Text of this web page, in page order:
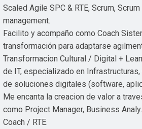
Scaled Agile SPC & RTE, Scrum,
management.
Facilito y acompaño como Coach
transformación para adaptarse
Transformacion Cultural / Digital +
de IT, especializado en
de soluciones digitales (software,
Me encanta la creacion de valor a
como Project Manager, Business
Coach / RTE.